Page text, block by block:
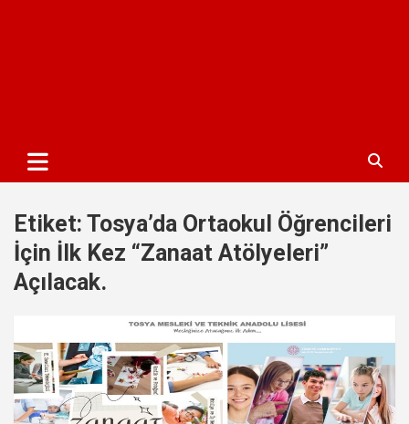
Etiket: Tosya’da Ortaokul Öğrencileri
İçin İlk Kez “Zanaat Atölyeleri”
Açılacak.